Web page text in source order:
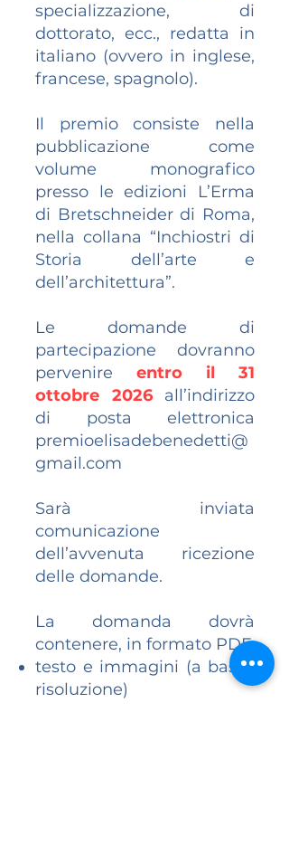
specializzazione, di
dottorato, ecc., redatta in
italiano (ovvero in inglese,
francese, spagnolo).
Il premio consiste nella
pubblicazione come
volume monografico
presso le edizioni L’Erma
di Bretschneider di Roma,
nella collana “Inchiostri di
Storia dell’arte e
dell’architettura”.
Le domande di
partecipazione dovranno
pervenire entro il 31
ottobre 2026all’indirizzo
di posta elettronica
premioelisadebenedetti@
gmail.com
Sarà inviata
comunicazione
dell’avvenuta ricezione
delle domande.
La domanda dovrà
contenere, in formato PDF:
testo e immagini (a bassa
risoluzione)